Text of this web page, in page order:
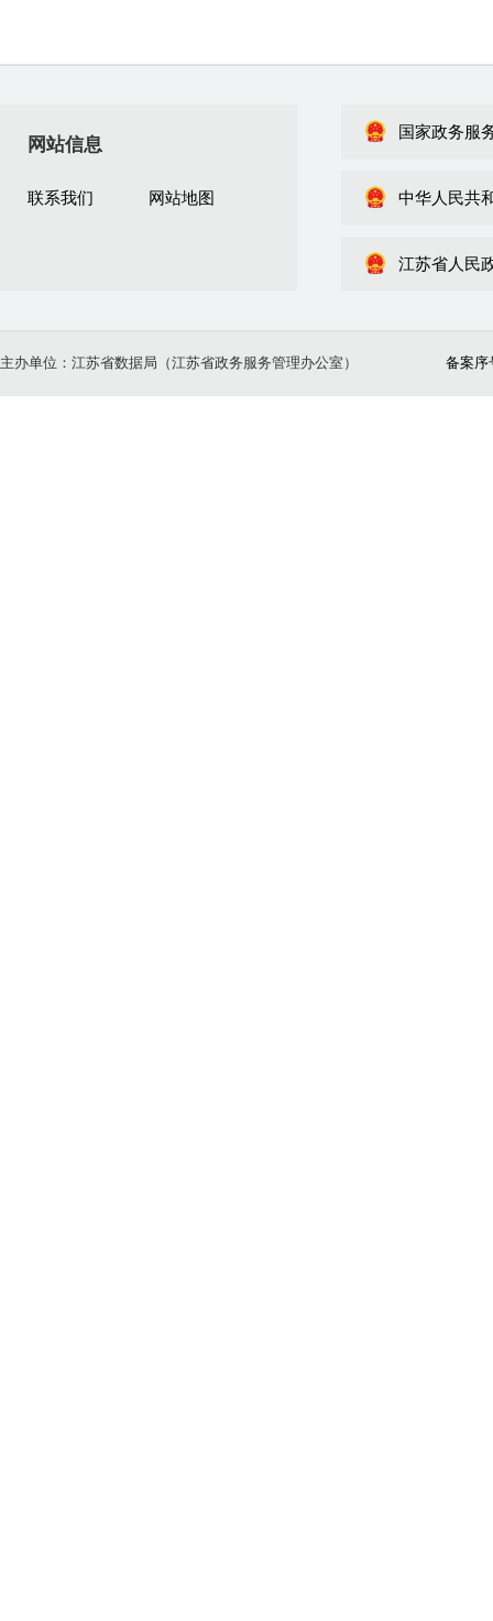
网站信息
联系我们 网站地图
国家政务服
中华人民共
江苏省人民
主办单位：江苏省数据局（江苏省政务服务管理办公室） 备案序